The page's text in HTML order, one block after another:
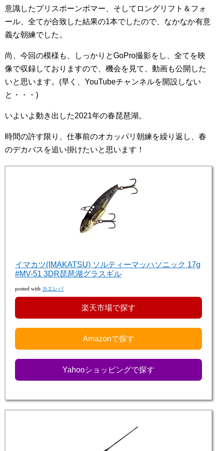
意識したプリスポーンボマー、そしてロングリフト＆フォ
ール、全てが合致した結果の1本でしたので、なかなか有意
義な朝練でした。
尚、今回の模様も、しっかりとGoPro撮影をし、全てを映
像で収録しておりますので、機会を見て、動画も公開した
いと思います。(早く、YouTubeチャンネルを開設しない
と・・・)
いよいよ動き出した2021年の春琵琶湖。
時間の許す限り、仕事前のオカッパリ朝練を繰り返し、春
のデカバスを追い掛けたいと思います！
イマカツ(IMAKATSU) ソルティーマッハソニック 17g
#MV-51 3DR琵琶湖グラスギル
posted with カエレバ
楽天市場で探す
Amazonで探す
Yahooショッピングで探す